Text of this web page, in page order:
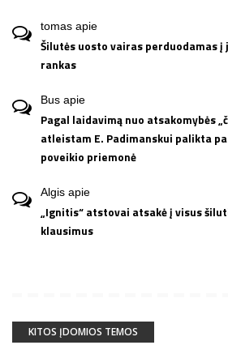
tomas apie
Šilutės uosto vairas perduodamas
rankas
Bus apie
Pagal laidavimą nuo atsakomybės
atleistam E. Padimanskui palikta
poveikio priemonė
Algis apie
„Ignitis“ atstovai atsakė į visus
klausimus
KITOS ĮDOMIOS TEMOS